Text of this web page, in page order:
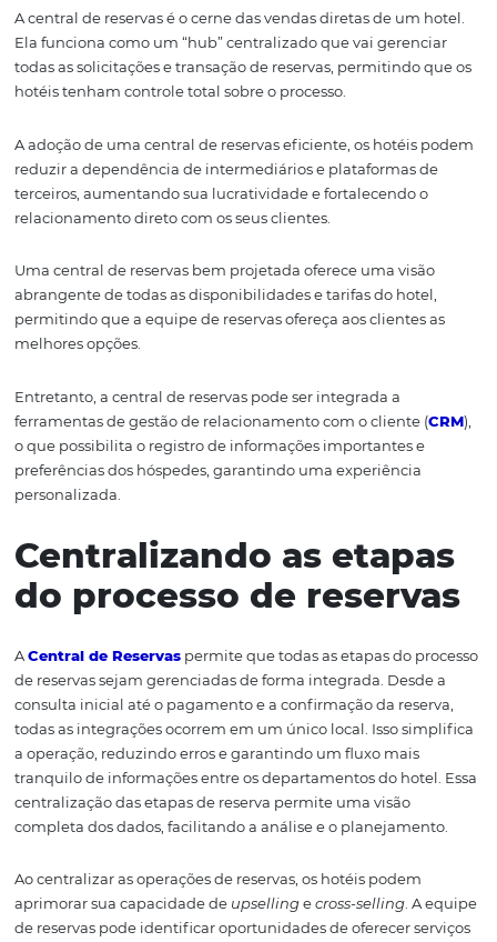
experiência excepcional aos seus hóspedes.
Importância da
de Reservas
A central de reservas é o cerne das vendas diretas de
todas as solicitações e transação de reservas,
hotéis tenham controle total sobre o processo.
A adoção de uma central de reservas eficiente, os
terceiros, aumentando sua lucratividade e fortalecendo
relacionamento direto com os seus clientes.
Uma central de reservas bem projetada oferece uma
permitindo que a equipe de reservas ofereça aos
melhores opções.
Entretanto, a central de reservas pode ser integrada a
ferramentas de gestão de relacionamento com o cliente
o que possibilita o registro de informações importantes
preferências dos hóspedes, garantindo uma experiência
personalizada.
Centralizando as
do processo de